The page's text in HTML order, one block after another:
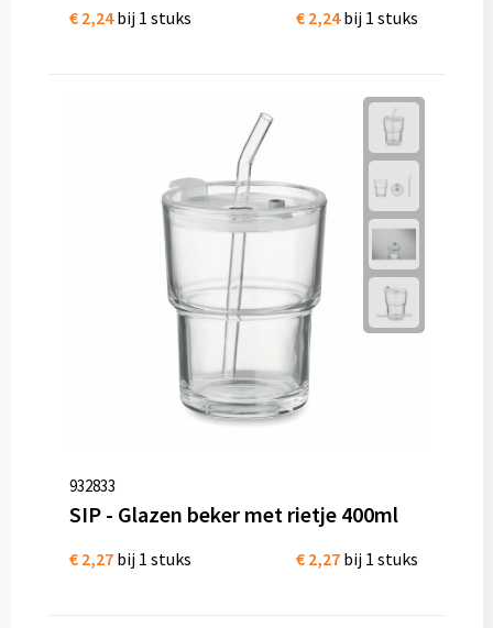
€ 2,24 bij 1 stuks € 2,24 bij 1 stuks
932833
SIP - Glazen beker met rietje 400ml
€ 2,27 bij 1 stuks € 2,27 bij 1 stuks